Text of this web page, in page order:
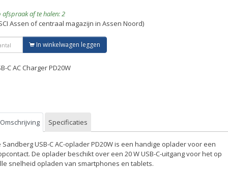
afspraak af te halen: 2
Assen of centraal magazijn in Assen Noord)
In winkelwagen leggen
C AC Charger PD20W
Omschrijving Specificaties
Sandberg USB-C AC-oplader PD20W is een handige oplader voor een
De oplader beschikt over een 20 W USB-C-uitgang voor het op
snelheid opladen van smartphones en tablets.